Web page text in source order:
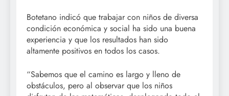
Botetano indicó que trabajar con niños de diversa
condición económica y social ha sido una buena
experiencia y que los resultados han sido
altamente positivos en todos los casos.
“Sabemos que el camino es largo y lleno de
obstáculos, pero al observar que los niños